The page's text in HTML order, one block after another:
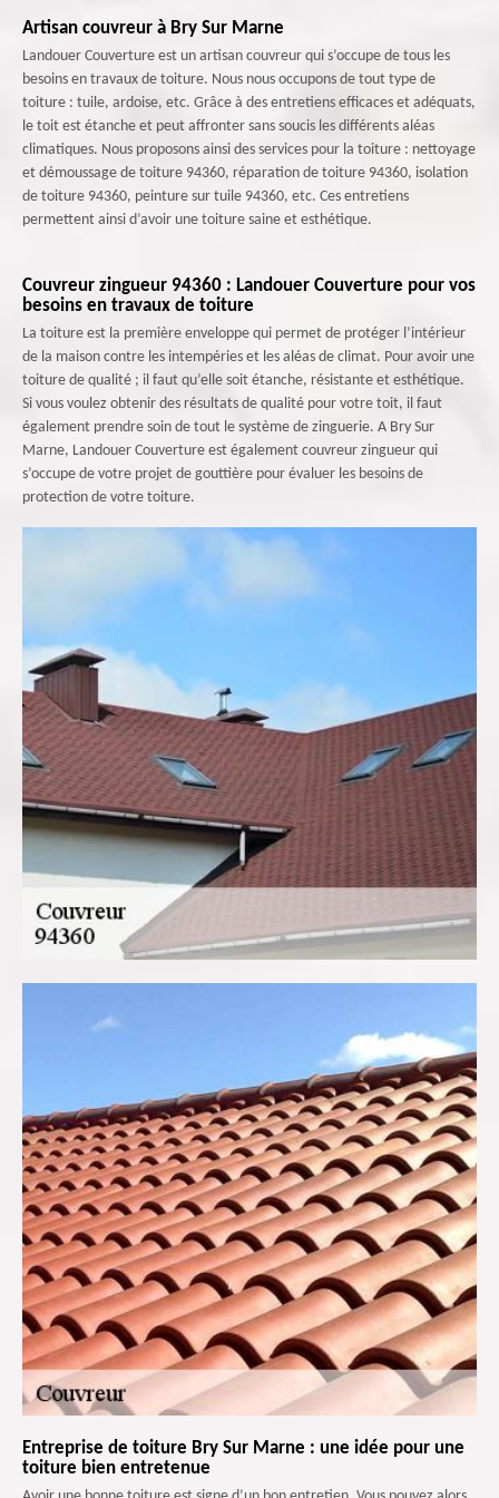
Artisan couvreur à Bry Sur Marne
Landouer Couverture est un artisan couvreur qui s’occupe de tous les
besoins en travaux de toiture. Nous nous occupons de tout type de
toiture : tuile, ardoise, etc. Grâce à des entretiens efficaces et adéquats,
le toit est étanche et peut affronter sans soucis les différents aléas
climatiques. Nous proposons ainsi des services pour la toiture : nettoyage
et démoussage de toiture 94360, réparation de toiture 94360, isolation
de toiture 94360, peinture sur tuile 94360, etc. Ces entretiens
permettent ainsi d’avoir une toiture saine et esthétique.
Couvreur zingueur 94360 : Landouer Couverture pour vos
besoins en travaux de toiture
La toiture est la première enveloppe qui permet de protéger l’intérieur
de la maison contre les intempéries et les aléas de climat. Pour avoir une
toiture de qualité ; il faut qu’elle soit étanche, résistante et esthétique.
Si vous voulez obtenir des résultats de qualité pour votre toit, il faut
également prendre soin de tout le système de zinguerie. A Bry Sur
Marne, Landouer Couverture est également couvreur zingueur qui
s’occupe de votre projet de gouttière pour évaluer les besoins de
protection de votre toiture.
Entreprise de toiture Bry Sur Marne : une idée pour une
toiture bien entretenue